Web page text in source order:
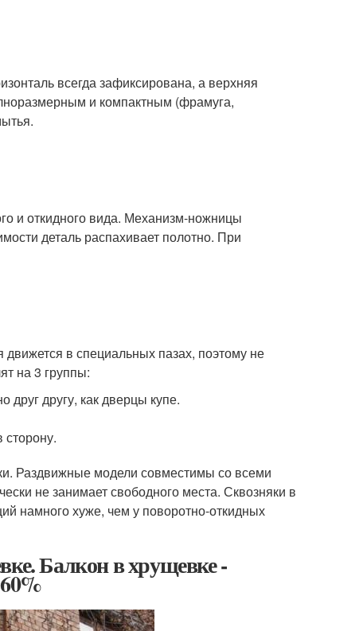
всегда зафиксирована, а верхняя
и компактным (фрамуга,
и откидного вида. Механизм-ножницы
деталь распахивает полотно. При
в специальных пазах, поэтому не
на 3 группы:
друг другу, как дверцы купе.
Раздвижные модели совместимы со всеми
не занимает свободного места. Сквозняки в
намного хуже, чем у поворотно-откидных
Балкон в хрущевке -